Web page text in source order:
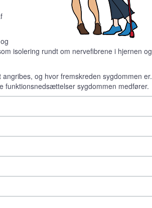
isolering rundt om nervefibrene i hjernen og
og hvor fremskreden sygdommen er.
funktionsnedsættelser sygdommen medfører.